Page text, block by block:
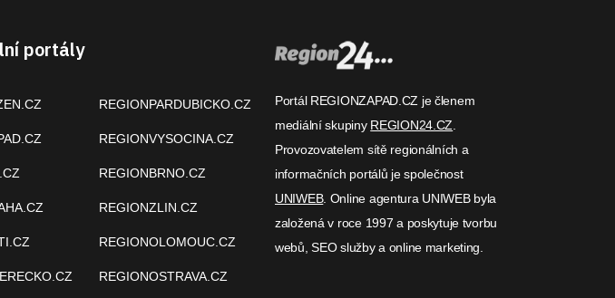
portály
REGIONPARDUBICKO.CZ
REGIONVYSOCINA.CZ
REGIONBRNO.CZ
REGIONZLIN.CZ
REGIONOLOMOUC.CZ
REGIONOSTRAVA.CZ
Portál REGIONZAPAD.CZ je členem
mediální skupiny REGION24.CZ
Provozovatelem sítě regionálních a
informačních portálů je společnost
UNIWEB. Online agentura UNIWEB byla
založená v roce 1997 a poskytuje tvorbu
webů, SEO služby a online marketing.